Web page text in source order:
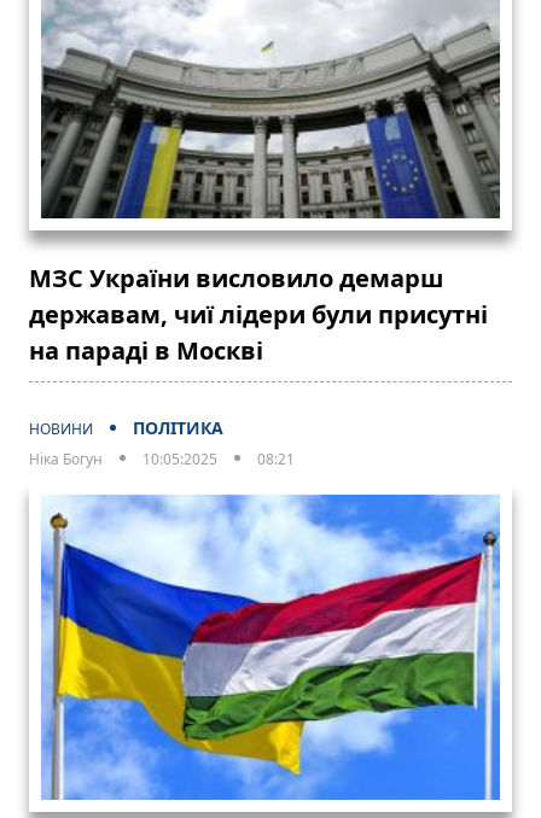
МЗС України висловило демарш
державам, чиї лідери були присутні
на параді в Москві
НОВИНИ ПОЛІТИКА
Ніка Богун 10:05:2025 08:21